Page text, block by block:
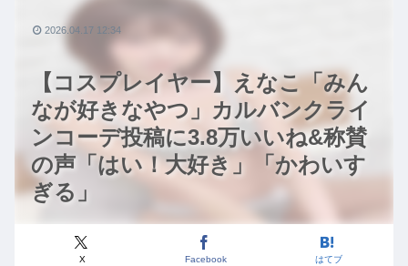
【コスプレイヤー】えなこ「みん
なが好きなやつ」カルバンクライ
ンコーデ投稿に3.8万いいね&称賛
の声「はい！大好き」「かわいす
ぎる」
X Facebook はてブ
2026.04.17 12:34